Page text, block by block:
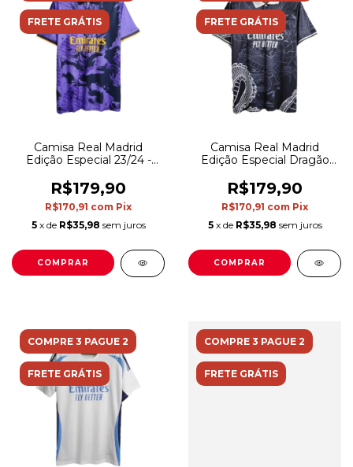
FRETE GRÁTIS
Camisa Real Madrid
Edição Especial 23/24 -
- Roxa com detalhes em
azul e amarelo
R$179,90
R$170,91 com Pix
5 x de R$35,98 sem juros
COMPRAR
FRETE GRÁTIS
Camisa Real Madrid
Edição Especial Dragão
Masculina - Azul com
detalhes em branco
R$179,90
R$170,91 com Pix
5 x de R$35,98 sem juros
COMPRAR
COMPRE 3 PAGUE 2
FRETE GRÁTIS
COMPRE 3 PAGUE 2
FRETE GRÁTIS